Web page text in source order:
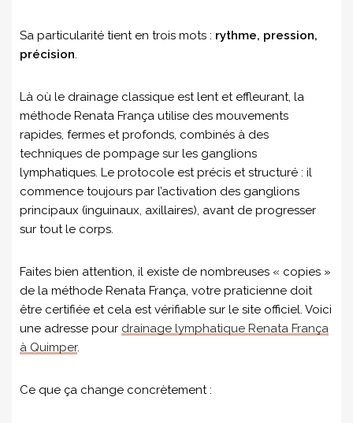
Sa particularité tient en trois mots : rythme, pression,
précision.
Là où le drainage classique est lent et effleurant, la
méthode Renata França utilise des mouvements
rapides, fermes et profonds, combinés à des
techniques de pompage sur les ganglions
lymphatiques. Le protocole est précis et structuré : il
commence toujours par l’activation des ganglions
principaux (inguinaux, axillaires), avant de progresser
sur tout le corps.
Faites bien attention, il existe de nombreuses « copies »
de la méthode Renata França, votre praticienne doit
être certifiée et cela est vérifiable sur le site officiel. Voici
une adresse pour drainage lymphatique Renata França
à Quimper.
Ce que ça change concrètement :